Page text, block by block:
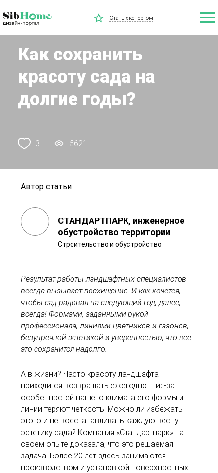
Стать экспертом
Как сохранить
красоту сада на
долгие годы?
3 5621
Автор статьи
СТАНДАРТПАРК, инженерное
обустройство территории
Строительство и обустройство
Результат работы ландшафтных специалистов
всегда вызывает восхищение. И как хочется,
чтобы сад радовал на следующий год, далее,
всегда! Формами, заданными рукой
профессионала, линиями цветников и газонов,
безупречной эстетикой и уверенностью, что все
это сохранится надолго.
А в жизни? Часто красоту ландшафта
приходится возвращать ежегодно – из-за
особенностей нашего климата его формы и
линии теряют четкость. Можно ли избежать
этого и не восстанавливать каждую весну
эстетику сада? Компания «Стандартпарк» на
своем опыте доказала, что это решаемая
задача! Более 20 лет здесь занимаются
производством и установкой поверхностных